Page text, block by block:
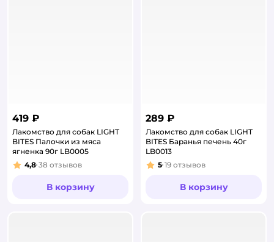
419 ₽
Лакомство для собак LIGHT
BITES Палочки из мяса
ягненка 90г LB0005
Рейтинг:
4,8 38 отзывов
В корзину
289 ₽
Лакомство для собак LIGHT
BITES Баранья печень 40г
LB0013
Рейтинг:
5 19 отзывов
В корзину